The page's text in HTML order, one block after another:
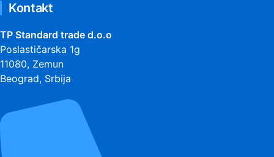
Kontakt
TP Standard trade d.o.o
Poslastičarska 1g
11080, Zemun
Beograd, Srbija